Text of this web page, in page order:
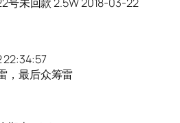
22:34:57
，最后众筹雷